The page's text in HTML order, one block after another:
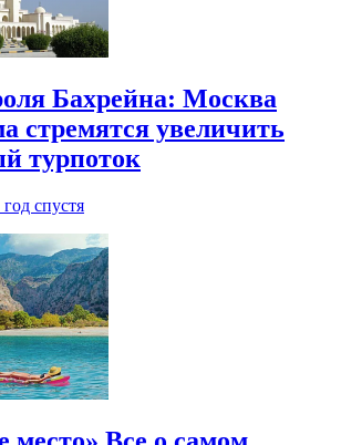
Бахрейна: Москва
стремятся увеличить
турпоток
год спустя